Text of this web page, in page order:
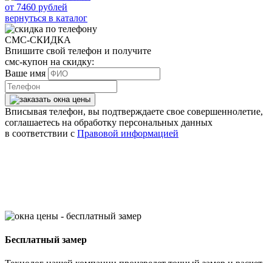
от 7460 рублей
вернуться в каталог
СМС-СКИДКА
Впишите свой телефон и получите
смс-купон на скидку:
Ваше имя
Вписывая телефон, вы подтверждаете свое совершеннолетие,
соглашаетесь на обработку персональных данных
в соответствии с Правовой информацией
Бесплатный замер